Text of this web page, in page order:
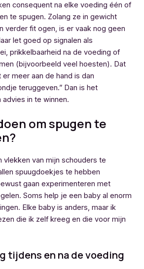
consequent na elke voeding één of
te spugen. Zolang ze in gewicht
verder fit ogen, is er vaak nog geen
let goed op signalen als
prikkelbaarheid na de voeding of
(bijvoorbeeld veel hoesten). Dat
meer aan de hand is dan
teruggeven.” Dan is het
in te winnen.
om spugen te
vlekken van mijn schouders te
spuugdoekjes te hebben
gaan experimenteren met
Soms help je een baby al enorm
Elke baby is anders, maar ik
die ik zelf kreeg en die voor mijn
tijdens en na de voeding